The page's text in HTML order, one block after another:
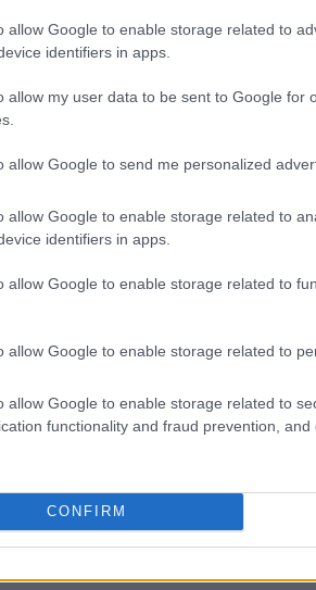
allow Google to enable storage related to
identifiers in apps.
allow my user data to be sent to Google for
allow Google to send me personalized
allow Google to enable storage related to
identifiers in apps.
allow Google to enable storage related to
allow Google to enable storage related to
allow Google to enable storage related to
functionality and fraud prevention, and
CONFIRM
dalla biodiversità marina
che il40%degli oceani è già
Inquinamento,
alcune delle problematiche
la situazione richiede un
futuro sostenibile
vita che in essi prospera,
c’è quella di
ai rifiuti e alle sostanze
era fondamentale gestire le
delle risorse e
e la protezione di almeno il